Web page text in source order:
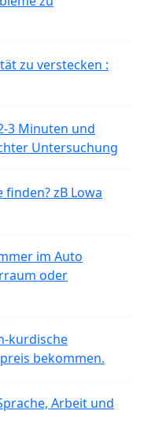
zu verstecken :
3 Minuten und
Untersuchung
zB Lowa
im Auto
oder
kurdische
bekommen.
Arbeit und